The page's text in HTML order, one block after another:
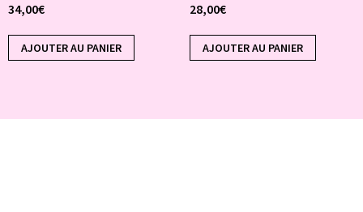
34,00€
AJOUTER AU PANIER
28,00€
AJOUTER AU PANIER